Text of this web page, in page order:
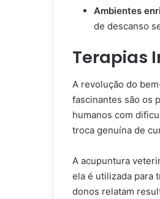
Ambientes
de descanso
Terapias
A revolução do
fascinantes são os
humanos com
troca genuína de
A acupuntura
ela é utilizada para
donos relatam